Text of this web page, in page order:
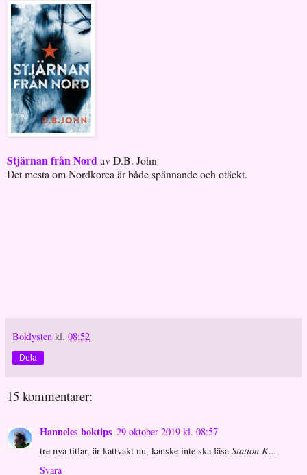
Stjärnan från Nordav D.B. John
Det mesta om Nordkorea är både spännande och otäckt.
Boklysten kl. 08:52
Dela
15 kommentarer:
Hanneles boktips 29 oktober 2019 kl. 08:57
tre nya titlar, är kattvakt nu, kanske inte ska läsaStation K...
Svara